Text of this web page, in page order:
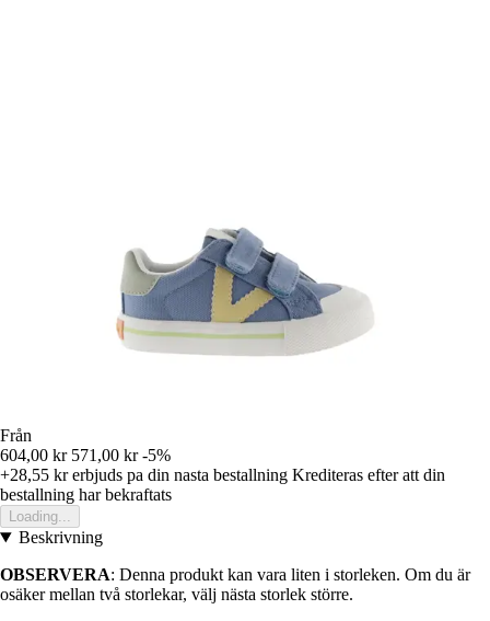
Från
604,00 kr 571,00 kr -5%
+28,55 krerbjuds pa din nasta bestallning Krediteras efter att din
bestallning har bekraftats
Loading...
Beskrivning
OBSERVERA: Denna produkt kan vara liten i storleken. Om du är
osäker mellan två storlekar, välj nästa storlek större.